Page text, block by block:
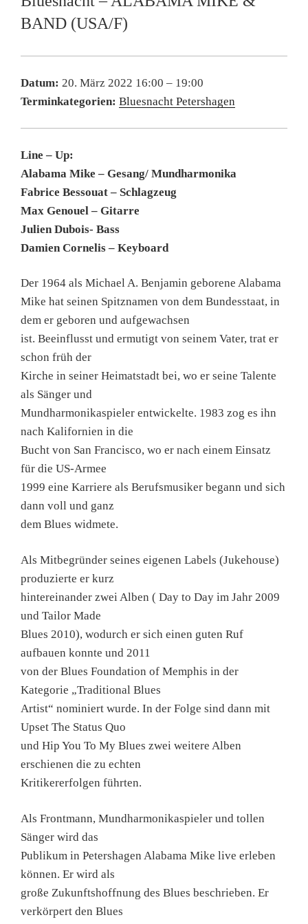
BAND (USA/F)
Datum: 20. März 2022 16:00 – 19:00
Terminkategorien: Bluesnacht Petershagen
Line – Up:
Alabama Mike – Gesang/ Mundharmonika
Fabrice Bessouat – Schlagzeug
Max Genouel – Gitarre
Julien Dubois- Bass
Damien Cornelis – Keyboard
Der 1964 als Michael A. Benjamin geborene Alabama
Mike hat seinen Spitznamen von dem Bundesstaat, in
dem er geboren und aufgewachsen
ist. Beeinflusst und ermutigt von seinem Vater, trat er
schon früh der
Kirche in seiner Heimatstadt bei, wo er seine Talente
als Sänger und
Mundharmonikaspieler entwickelte. 1983 zog es ihn
nach Kalifornien in die
Bucht von San Francisco, wo er nach einem Einsatz
für die US-Armee
1999 eine Karriere als Berufsmusiker begann und sich
dann voll und ganz
dem Blues widmete.
Als Mitbegründer seines eigenen Labels (Jukehouse)
produzierte er kurz
hintereinander zwei Alben ( Day to Day im Jahr 2009
und Tailor Made
Blues 2010), wodurch er sich einen guten Ruf
aufbauen konnte und 2011
von der Blues Foundation of Memphis in der
Kategorie „Traditional Blues
Artist“ nominiert wurde. In der Folge sind dann mit
Upset The Status Quo
und Hip You To My Blues zwei weitere Alben
erschienen die zu echten
Kritikererfolgen führten.
Als Frontmann, Mundharmonikaspieler und tollen
Sänger wird das
Publikum in Petershagen Alabama Mike live erleben
können. Er wird als
große Zukunftshoffnung des Blues beschrieben. Er
verkörpert den Blues